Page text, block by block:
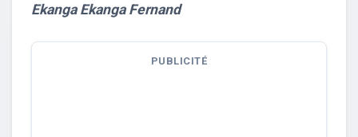
Ekanga Ekanga Fernand
PUBLICITÉ